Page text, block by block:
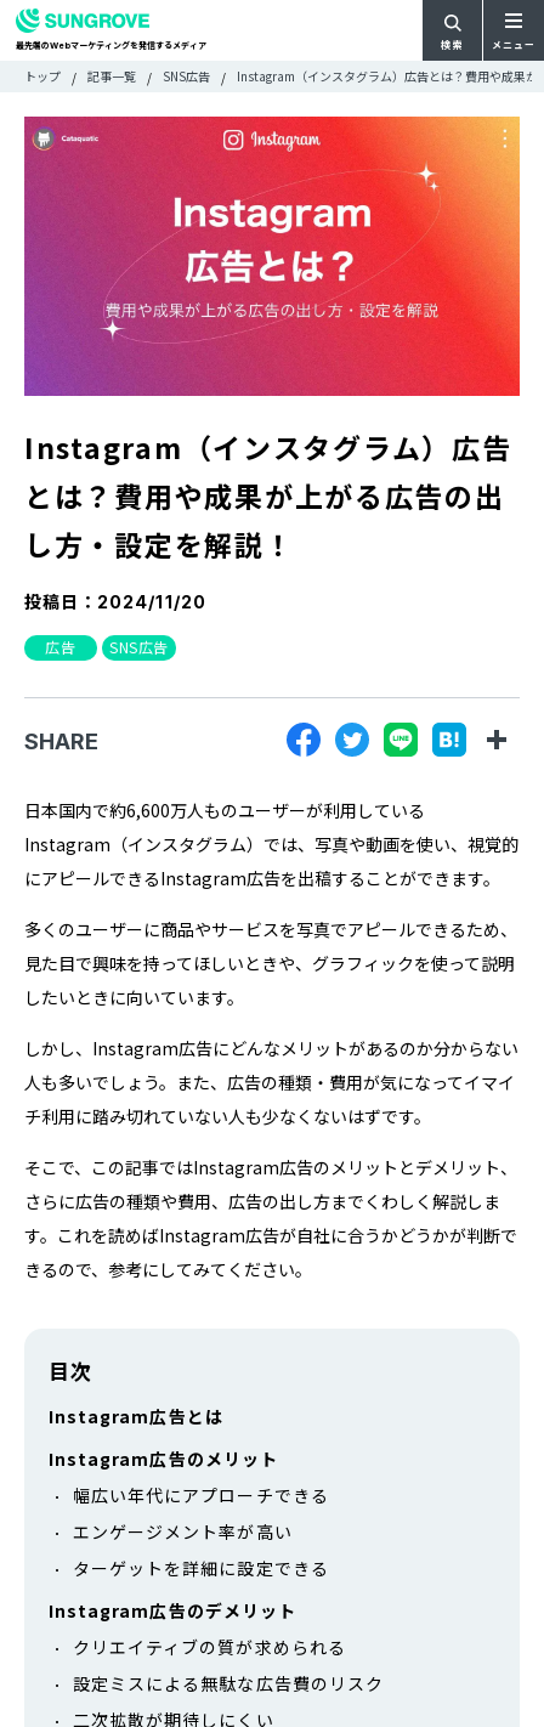
最先端のWebマーケティングを発信するメディア 検索 メニュー
ニ
CATEGORY
ライターで探す
FEATURE
MOVIE
お問い合わせ
広告掲載に関するお問い合わせ
『SUNGROVE』について
利用規約
広告掲載に関する規約
特定商取引法に基づく表記
プライバシーポリシー
検
検
トップ 記事一覧 SNS広告 Instagram（インスタグラム）広告とは？費用や成果
Instagram（インスタグラム）広告
とは？費用や成果が上がる広告の出
し方・設定を解説！
投稿日： 2024/11/20
広告 SNS広告
SHARE
日本国内で約6,600万人ものユーザーが利用している
Instagram（インスタグラム）では、写真や動画を使い、視覚的
にアピールできるInstagram広告を出稿することができます。
多くのユーザーに商品やサービスを写真でアピールできるため、
見た目で興味を持ってほしいときや、グラフィックを使って説明
したいときに向いています。
しかし、Instagram広告にどんなメリットがあるのか分からない
人も多いでしょう。また、広告の種類・費用が気になってイマイ
チ利用に踏み切れていない人も少なくないはずです。
そこで、この記事ではInstagram広告のメリットとデメリット、
さらに広告の種類や費用、広告の出し方までくわしく解説しま
す。これを読めばInstagram広告が自社に合うかどうかが判断で
きるので、参考にしてみてください。
目次
Instagram広告とは
Instagram広告のメリット
幅広い年代にアプローチできる
エンゲージメント率が高い
ターゲットを詳細に設定できる
Instagram広告のデメリット
クリエイティブの質が求められる
設定ミスによる無駄な広告費のリスク
二次拡散が期待しにくい